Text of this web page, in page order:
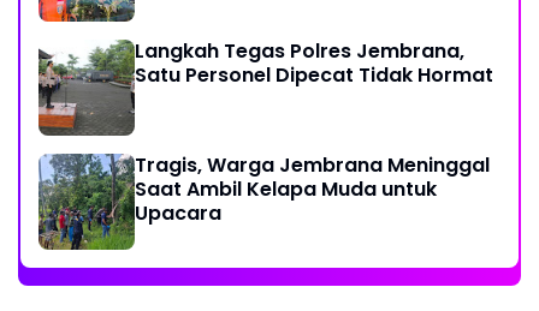
Langkah Tegas Polres Jembrana,
Satu Personel Dipecat Tidak Hormat
Tragis, Warga Jembrana Meninggal
Saat Ambil Kelapa Muda untuk
Upacara